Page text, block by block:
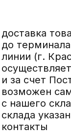
доставка
до
линии (г.
и за счет
возможен
с нашего
склада
контакты